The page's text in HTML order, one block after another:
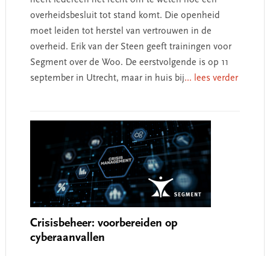
overheidsbesluit tot stand komt. Die openheid
moet leiden tot herstel van vertrouwen in de
overheid. Erik van der Steen geeft trainingen voor
Segment over de Woo. De eerstvolgende is op 11
september in Utrecht, maar in huis bij... lees verder
Crisisbeheer: voorbereiden op
cyberaanvallen